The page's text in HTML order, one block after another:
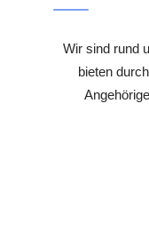
Wir sind rund
bieten